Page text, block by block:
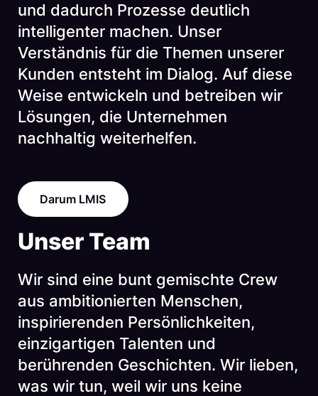
und dadurch Prozesse deutlich
intelligenter machen. Unser
Verständnis für die Themen unserer
Kunden entsteht im Dialog. Auf diese
Weise entwickeln und betreiben wir
Lösungen, die Unternehmen
nachhaltig weiterhelfen.
Darum LMIS
Unser Team
Wir sind eine bunt gemischte Crew
aus ambitionierten Menschen,
inspirierenden Persönlichkeiten,
einzigartigen Talenten und
berührenden Geschichten. Wir lieben,
was wir tun, weil wir uns keine